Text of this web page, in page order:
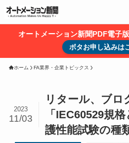
オートメーション新聞PDF電子
ボタお申し込みは
ホーム FA業界・企業トピックス
リタール、ブロ
「IEC60529規
護性能試験の種
2023
11/03